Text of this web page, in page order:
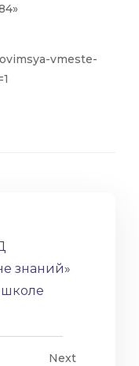
vmeste-
знаний»
школе
Next